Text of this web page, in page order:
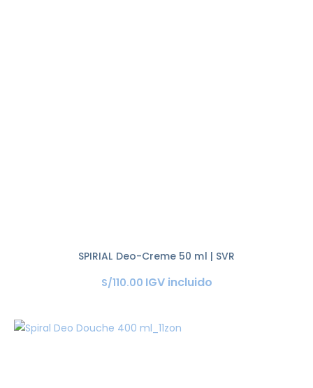
SPIRIAL Deo-Creme 50 ml | SVR
S/110.00 IGV incluido